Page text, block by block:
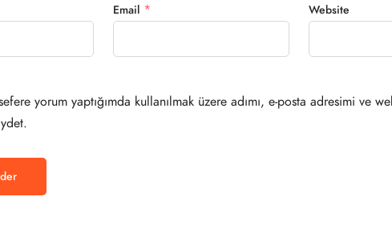
Email * Website
yorum yaptığımda kullanılmak üzere adımı, e-posta adresimi ve